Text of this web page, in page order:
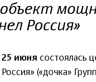
Россия»
25 июня состоялась
Россия» («дочка»